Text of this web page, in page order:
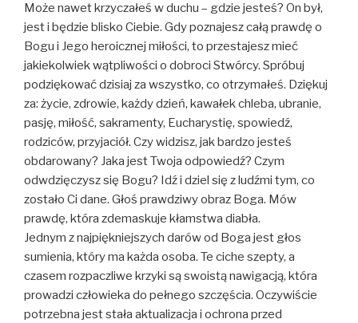
Może nawet krzyczałeś w duchu – gdzie jesteś? On był,
jest i będzie blisko Ciebie. Gdy poznajesz całą prawdę o
Bogu i Jego heroicznej miłości, to przestajesz mieć
jakiekolwiek wątpliwości o dobroci Stwórcy. Spróbuj
podziękować dzisiaj za wszystko, co otrzymałeś. Dziękuj
za: życie, zdrowie, każdy dzień, kawałek chleba, ubranie,
pasję, miłość, sakramenty, Eucharystię, spowiedź,
rodziców, przyjaciół. Czy widzisz, jak bardzo jesteś
obdarowany? Jaka jest Twoja odpowiedź? Czym
odwdzięczysz się Bogu? Idź i dziel się z ludźmi tym, co
zostało Ci dane. Głoś prawdziwy obraz Boga. Mów
prawdę, która zdemaskuje kłamstwa diabła.
Jednym z najpiękniejszych darów od Boga jest głos
sumienia, który ma każda osoba. Te ciche szepty, a
czasem rozpaczliwe krzyki są swoistą nawigacją, która
prowadzi człowieka do pełnego szczęścia. Oczywiście
potrzebna jest stała aktualizacja i ochrona przed